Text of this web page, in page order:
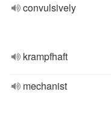
convulsively
krampfhaft
mechanist